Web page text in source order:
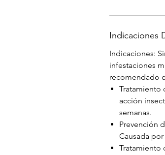
Indicaciones
Indicaciones:
infestaciones
recomendado
Tratamiento
acción
semanas.
Prevención
Causada
Tratamiento